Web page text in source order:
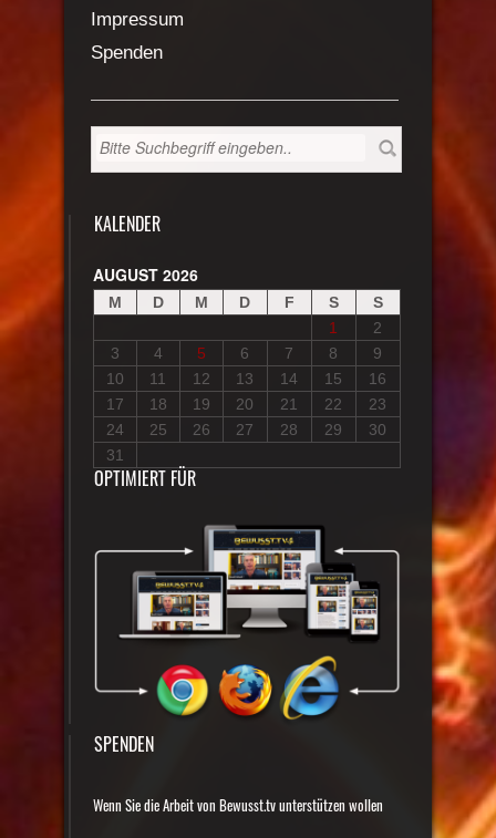
Impressum
Spenden
KALENDER
AUGUST 2026
M D M D F S
S
1
2
3
4 5 6 7 8
9
10
11 12 13 14 15
16
17
18 19 20 21 22
23
24
25 26 27 28 29
30
31
OPTIMIERT FÜR
SPENDEN
Wenn Sie die Arbeit von Bewusst.tv unterstützen wollen